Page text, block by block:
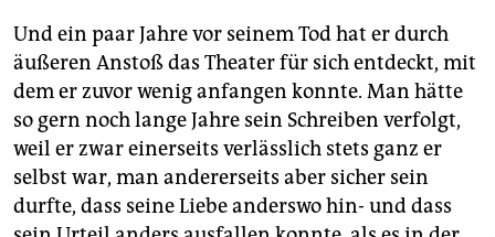
Und ein paar Jahre vor seinem Tod hat er durch
äußeren Anstoß das Theater für sich entdeckt, mit
dem er zuvor wenig anfangen konnte. Man hätte
so gern noch lange Jahre sein Schreiben verfolgt,
weil er zwar einerseits verlässlich stets ganz er
selbst war, man andererseits aber sicher sein
durfte, dass seine Liebe anderswo hin- und dass